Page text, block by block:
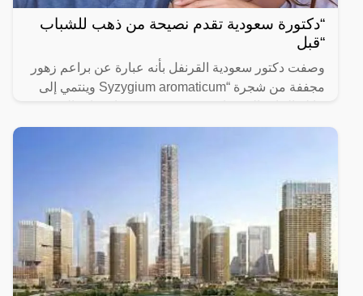
“دكتورة سعودية تقدم نصيحة من ذهب للشباب
“قبل
وصفت دكتور سعودية القرنفل بأنه عبارة عن براعم زهور
مجففة من شجرة “Syzygium aromaticum وينتمي إلى
ينمو في